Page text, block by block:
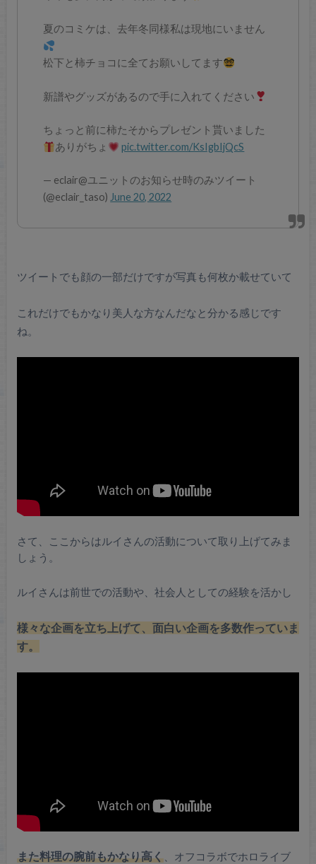
夏のコミケは、去年冬同様私は現地にいません
松下と柿チョコに全てお願いしてます
新譜やグッズがあるので手に入れてください
ちょっと前に柿たそからプレゼント貰いました
ありがちょ
pic.twitter.com/KsIgbIjQcS
— eclair@ユニットのお知らせ時のみツイート
(@eclair_taso)June 20, 2022
ツイートでも顔の一部だけですが写真も何枚か載せていて
これだけでもかなり美人な方なんだなと分かる感じです
ね。
さて、ここからはルイさんの活動について取り上げてみま
しょう。
ルイさんは前世での活動や、社会人としての経験を活かし
様々な企画を立ち上げて、面白い企画を多数作っていま
す。
また料理の腕前もかなり高く、オフコラボでホロライブ